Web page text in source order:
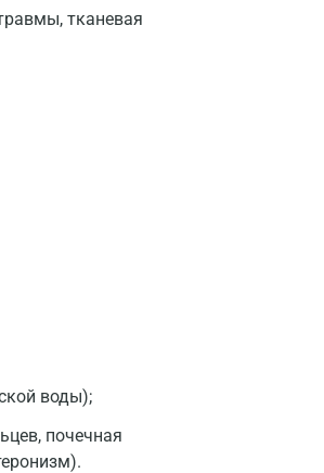
тканевая
воды);
почечная